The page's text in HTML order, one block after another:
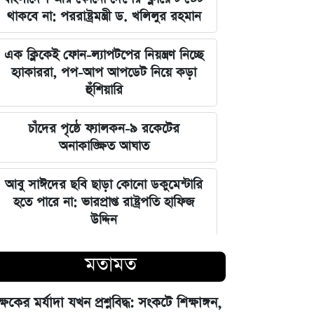
থাকবে না: পররাষ্ট্রমন্ত্রী ড. খলিলুর রহমান
এক ক্লিকেই ফোন-ল্যাপটপের নিয়ন্ত্রণ নিচ্ছে
হ্যাকাররা, পপ-আপ আপডেট নিয়ে কড়া
হুঁশিয়ারি
চাঁদের পৃষ্ঠে ফ্যালকন-৯ রকেটের
অনাকাঙ্ক্ষিত আঘাত
আবু সাঈদের ছবি ছাড়া কোনো ডকুমেন্টারি
হতে পারে না: ভারপ্রাপ্ত রাষ্ট্রপতি হাফিজ
উদ্দিন
জুলাই স্মৃতি জাদুঘর উদ্বোধন করলেন
প্রধানমন্ত্রী তারেক রহমান
মতামত
মর্যাদা যখন প্রশ্নবিদ্ধ: সংকটে শিক্ষাঙ্গন,